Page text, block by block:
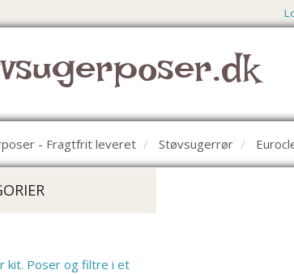
- Fragtfrit leveret Støvsugerrør
kit. Poser og filtre i et